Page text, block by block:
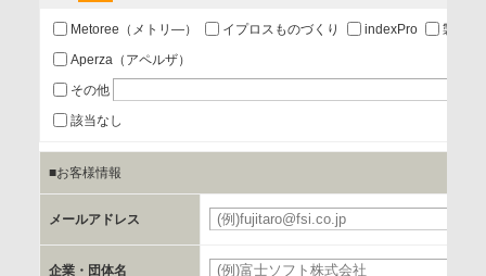
あり
a.個人情報の提供・利用目的
当該企業/団体のサービス等のご案内及び当該企業/団体からの
お客様のご氏名、フリガナ、企業・団体名、部署名、役職、
郵便番号、住所、電話番号、FAX番号、メールアドレス
Metoree（メトリ―） イプロスものづくり indexPro
製品ナ
Aperza（アペルザ）
その他
該当なし
■お客様情報
メールアドレス
企業・団体名